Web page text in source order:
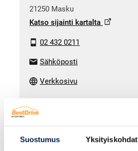
Suostumus Yksityiskohdat
21250 Masku
Katso sijainti kartalta
02 432 0211
Sähköposti
Verkkosivu
Allcar Service Oy